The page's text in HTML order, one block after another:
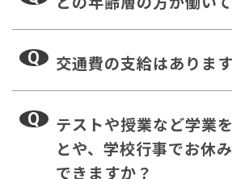
Q 交通費の支給はありま
Q
テストや授業など学業
とや、学校行事でお休
できますか？